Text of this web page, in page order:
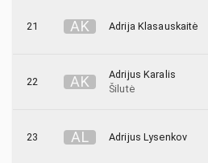
21 AK Adrija Klasauskaitė
22 AK
Adrijus Karalis
Šilutė
23 AL Adrijus Lysenkov